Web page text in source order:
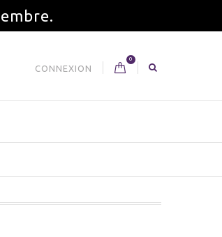
0
CONNEXION